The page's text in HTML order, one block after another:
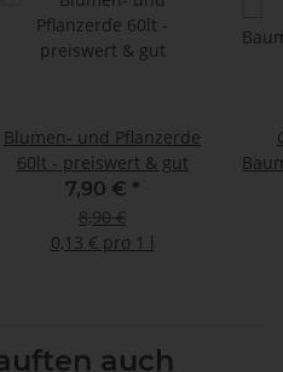
Blumen- und Pflanzerde
60lt - preiswert & gut
7,90 € *
8,90 €
0,13 € pro 1 l
auch